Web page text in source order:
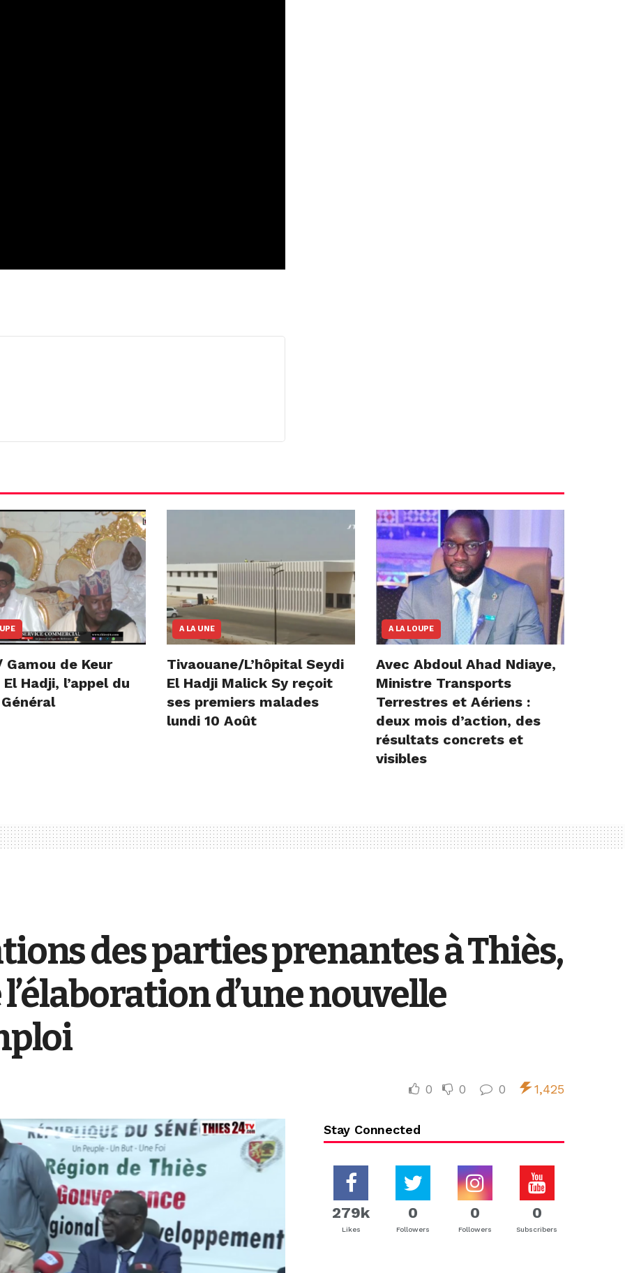
Gamou de Keur
Hadji, l’appel du
A LA UNE
Tivaouane/L’hôpital Seydi
El Hadji Malick Sy reçoit
ses premiers malades
lundi 10 Août
A LA LOUPE
Avec Abdoul Ahad Ndiaye,
Ministre Transports
Terrestres et Aériens :
deux mois d’action, des
résultats concrets et
visibles
des parties prenantes à Thiès,
d’une nouvelle
0 0 0 1,425
Stay Connected
279k
Likes
0
Followers
0
Followers
0
Subscribers